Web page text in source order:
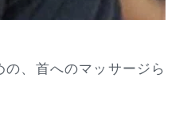
、首へのマッサージら